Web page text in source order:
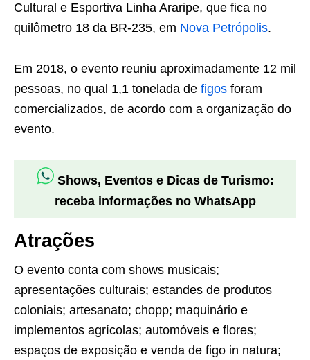
Cultural e Esportiva Linha Araripe, que fica no
quilômetro 18 da BR-235, em Nova Petrópolis.
Em 2018, o evento reuniu aproximadamente 12 mil
pessoas, no qual 1,1 tonelada de figos foram
comercializados, de acordo com a organização do
evento.
Shows, Eventos e Dicas de Turismo:
receba informações no WhatsApp
Atrações
O evento conta com shows musicais;
apresentações culturais; estandes de produtos
coloniais; artesanato; chopp; maquinário e
implementos agrícolas; automóveis e flores;
espaços de exposição e venda de figo in natura;